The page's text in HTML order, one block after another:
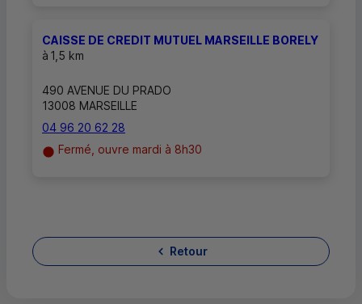
CAISSE DE CREDIT MUTUEL MARSEILLE BORELY
à 1,5 km
490 AVENUE DU PRADO
13008 MARSEILLE
04 96 20 62 28
Fermé, ouvre mardi à 8h30
Retour